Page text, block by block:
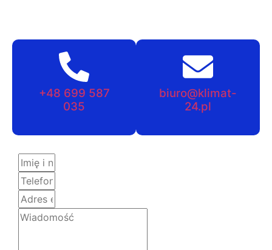
+48 699 587
035
biuro@klimat-
24.pl